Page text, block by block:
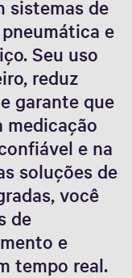
sistemas de
e
Seu uso
reduz
garante que
medicação
e na
soluções de
você
de
e
tempo real.